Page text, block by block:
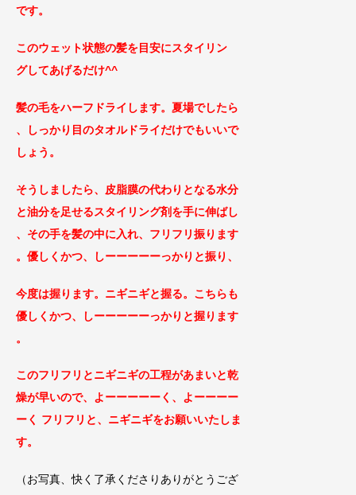
です。
このウェット状態の髪を目安にスタイリン
グしてあげるだけ^^
髪の毛をハーフドライします。夏場でしたら
、しっかり目のタオルドライだけでもいいで
しょう。
そうしましたら、皮脂膜の代わりとなる水分
と油分を足せるスタイリング剤を手に伸ばし
、その手を髪の中に入れ、フリフリ振ります
。優しくかつ、しーーーーーっかりと振り 、
今度は握ります。ニギニギと握る。こちらも
優しくかつ、しーーーーーっかりと握ります
。
このフリフリとニギニギの工程があまいと乾
燥が早いので、よーーーーーく、よーーーー
ーく フリフリと、ニギニギをお願いいたしま
す。
（お写真、快く了承くださりありがとうござ